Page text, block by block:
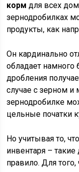
корм для всех
зернодробилках
продукты, как
Он кардинально
обладает намного
дробления
случае с зерном и
зернодробилке
цельные початки
Но учитывая то,
инвентаря –
правило. Для